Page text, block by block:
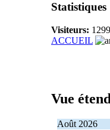
Statistiques
Visiteurs:
ACCUEIL
Vue
Août 2026